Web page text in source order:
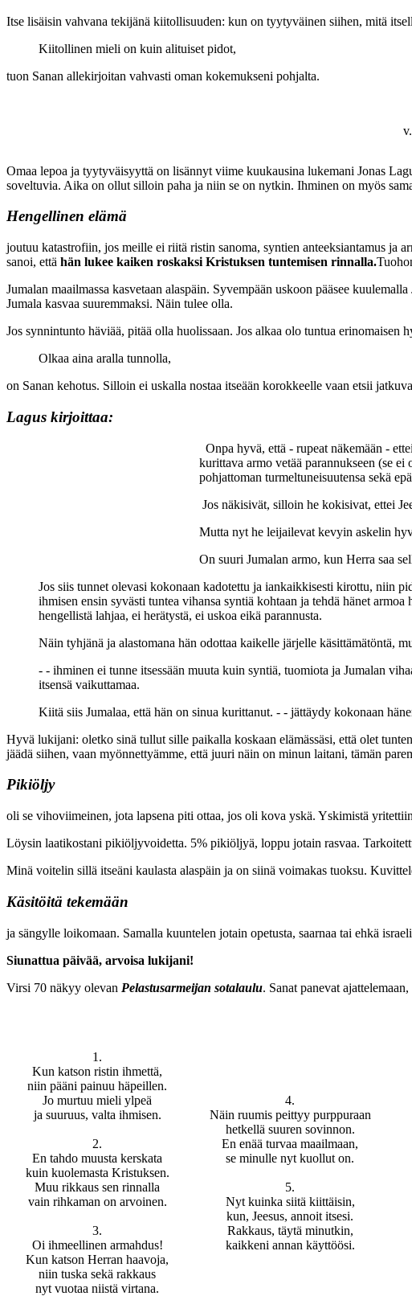
Itse lisäisin vahvana tekijänä kiitollisuuden: kun on tyytyväinen siihen, mitä
Kiitollinen mieli on kuin alituiset pidot,
tuon Sanan allekirjoitan vahvasti oman kokemukseni pohjalta.
Omaa lepoa ja tyytyväisyyttä on lisännyt viime kuukausina lukemani Jonas
soveltuvia. Aika on ollut silloin paha ja niin se on nytkin. Ihminen on myös
Hengellinen elämä
joutuu katastrofiin, jos meille ei riitä ristin sanoma, syntien anteeksiantamus ja
sanoi, että hän lukee kaiken roskaksi Kristuksen tuntemisen rinnalla.
Jumalan maailmassa kasvetaan alaspäin. Syvempään uskoon pääsee
Jumala kasvaa suuremmaksi. Näin tulee olla.
Jos synnintunto häviää, pitää olla huolissaan. Jos alkaa olo tuntua erinomaisen
Olkaa aina aralla tunnolla,
on Sanan kehotus. Silloin ei uskalla nostaa itseään korokkeelle vaan etsii
Lagus kirjoittaa:
Onpa hyvä, että - rupeat näkemään -
kurittava armo vetää parannukseen (se
pohjattoman turmeltuneisuutensa sekä
Jos näkisivät, silloin he kokisivat, ettei
Mutta nyt he leijailevat kevyin askelin
On suuri Jumalan armo, kun Herra saa
Jos siis tunnet olevasi kokonaan kadotettu ja iankaikkisesti kirottu, niin
ihmisen ensin syvästi tuntea vihansa syntiä kohtaan ja tehdä hänet
hengellistä lahjaa, ei herätystä, ei uskoa eikä parannusta.
Näin tyhjänä ja alastomana hän odottaa kaikelle järjelle käsittämätöntä,
- - ihminen ei tunne itsessään muuta kuin syntiä, tuomiota ja Jumalan
itsensä vaikuttamaa.
Kiitä siis Jumalaa, että hän on sinua kurittanut. - - jättäydy kokonaan
Hyvä lukijani: oletko sinä tullut sille paikalla koskaan elämässäsi, että olet
jäädä siihen, vaan myönnettyämme, että juuri näin on minun laitani, tämän
Pikiöljy
oli se vihoviimeinen, jota lapsena piti ottaa, jos oli kova yskä. Yskimistä
Löysin laatikostani pikiöljyvoidetta. 5% pikiöljyä, loppu jotain rasvaa.
Minä voitelin sillä itseäni kaulasta alaspäin ja on siinä voimakas tuoksu.
Käsitöitä tekemään
ja sängylle loikomaan. Samalla kuuntelen jotain opetusta, saarnaa tai ehkä
Siunattua päivää, arvoisa lukijani!
Virsi 70 näkyy olevan Pelastusarmeijan sotalaulu. Sanat panevat
1.
Kun katson ristin ihmettä,
niin pääni painuu häpeillen.
Jo murtuu mieli ylpeä
ja suuruus, valta ihmisen.
2.
En tahdo muusta kerskata
kuin kuolemasta Kristuksen.
Muu rikkaus sen rinnalla
vain rihkaman on arvoinen.
3.
Oi ihmeellinen armahdus!
Kun katson Herran haavoja,
niin tuska sekä rakkaus
nyt vuotaa niistä virtana.
4.
Näin ruumis peittyy purppuraan
hetkellä suuren sovinnon.
En enää turvaa maailmaan,
se minulle nyt kuollut on.
5.
Nyt kuinka siitä kiittäisin,
kun, Jeesus, annoit itsesi.
Rakkaus, täytä minutkin,
kaikkeni annan käyttöösi.